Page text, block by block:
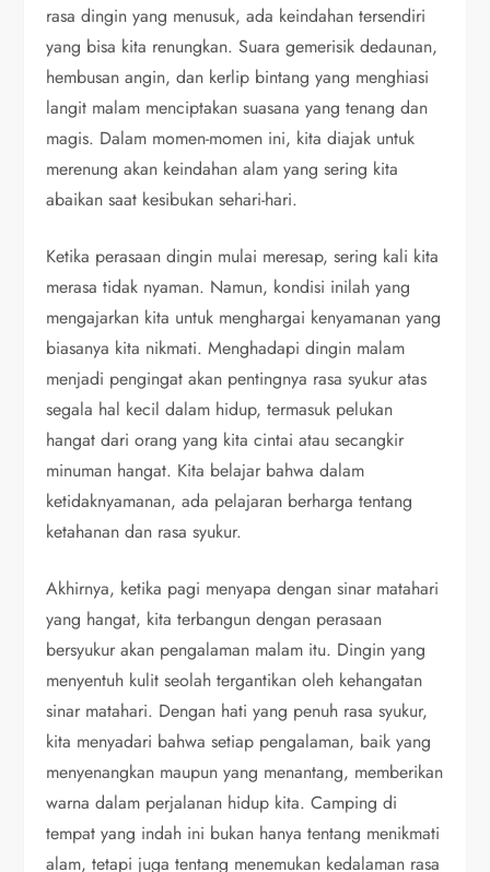
rasa dingin yang menusuk, ada keindahan tersendiri
yang bisa kita renungkan. Suara gemerisik dedaunan,
hembusan angin, dan kerlip bintang yang menghiasi
langit malam menciptakan suasana yang tenang dan
magis. Dalam momen-momen ini, kita diajak untuk
merenung akan keindahan alam yang sering kita
abaikan saat kesibukan sehari-hari.
Ketika perasaan dingin mulai meresap, sering kali kita
merasa tidak nyaman. Namun, kondisi inilah yang
mengajarkan kita untuk menghargai kenyamanan yang
biasanya kita nikmati. Menghadapi dingin malam
menjadi pengingat akan pentingnya rasa syukur atas
segala hal kecil dalam hidup, termasuk pelukan
hangat dari orang yang kita cintai atau secangkir
minuman hangat. Kita belajar bahwa dalam
ketidaknyamanan, ada pelajaran berharga tentang
ketahanan dan rasa syukur.
Akhirnya, ketika pagi menyapa dengan sinar matahari
yang hangat, kita terbangun dengan perasaan
bersyukur akan pengalaman malam itu. Dingin yang
menyentuh kulit seolah tergantikan oleh kehangatan
sinar matahari. Dengan hati yang penuh rasa syukur,
kita menyadari bahwa setiap pengalaman, baik yang
menyenangkan maupun yang menantang, memberikan
warna dalam perjalanan hidup kita. Camping di
tempat yang indah ini bukan hanya tentang menikmati
alam, tetapi juga tentang menemukan kedalaman rasa